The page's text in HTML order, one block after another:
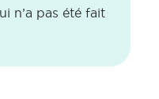
n’a pas été fait